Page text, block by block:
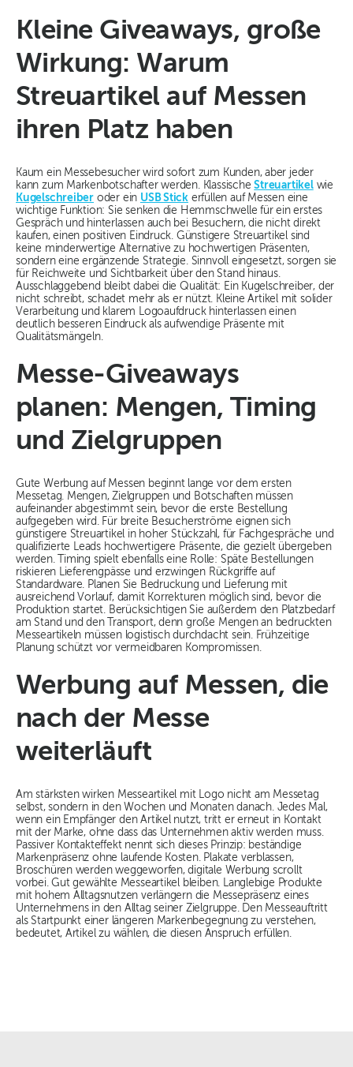
Kleine Giveaways, große
Wirkung: Warum
Streuartikel auf Messen
ihren Platz haben
Kaum ein Messebesucher wird sofort zum Kunden, aber jeder
kann zum Markenbotschafter werden. KlassischeStreuartikelwie
Kugelschreiber oder ein USB Stick erfüllen auf Messen eine
wichtige Funktion: Sie senken die Hemmschwelle für ein erstes
Gespräch und hinterlassen auch bei Besuchern, die nicht direkt
kaufen, einen positiven Eindruck. Günstigere Streuartikel sind
keine minderwertige Alternative zu hochwertigen Präsenten,
sondern eine ergänzende Strategie. Sinnvoll eingesetzt, sorgen sie
für Reichweite und Sichtbarkeit über den Stand hinaus.
Ausschlaggebend bleibt dabei die Qualität: Ein Kugelschreiber, der
nicht schreibt, schadet mehr als er nützt. Kleine Artikel mit solider
Verarbeitung und klarem Logoaufdruck hinterlassen einen
deutlich besseren Eindruck als aufwendige Präsente mit
Qualitätsmängeln.
Messe-Giveaways
planen: Mengen, Timing
und Zielgruppen
Gute Werbung auf Messen beginnt lange vor dem ersten
Messetag. Mengen, Zielgruppen und Botschaften müssen
aufeinander abgestimmt sein, bevor die erste Bestellung
aufgegeben wird. Für breite Besucherströme eignen sich
günstigere Streuartikel in hoher Stückzahl, für Fachgespräche und
qualifizierte Leads hochwertigere Präsente, die gezielt übergeben
werden. Timing spielt ebenfalls eine Rolle: Späte Bestellungen
riskieren Lieferengpässe und erzwingen Rückgriffe auf
Standardware. Planen Sie Bedruckung und Lieferung mit
ausreichend Vorlauf, damit Korrekturen möglich sind, bevor die
Produktion startet. Berücksichtigen Sie außerdem den Platzbedarf
am Stand und den Transport, denn große Mengen an bedruckten
Messeartikeln müssen logistisch durchdacht sein. Frühzeitige
Planung schützt vor vermeidbaren Kompromissen.
Werbung auf Messen, die
nach der Messe
weiterläuft
Am stärksten wirken Messeartikel mit Logo nicht am Messetag
selbst, sondern in den Wochen und Monaten danach. Jedes Mal,
wenn ein Empfänger den Artikel nutzt, tritt er erneut in Kontakt
mit der Marke, ohne dass das Unternehmen aktiv werden muss.
Passiver Kontakteffekt nennt sich dieses Prinzip: beständige
Markenpräsenz ohne laufende Kosten. Plakate verblassen,
Broschüren werden weggeworfen, digitale Werbung scrollt
vorbei. Gut gewählte Messeartikel bleiben. Langlebige Produkte
mit hohem Alltagsnutzen verlängern die Messepräsenz eines
Unternehmens in den Alltag seiner Zielgruppe. Den Messeauftritt
als Startpunkt einer längeren Markenbegegnung zu verstehen,
bedeutet, Artikel zu wählen, die diesen Anspruch erfüllen.